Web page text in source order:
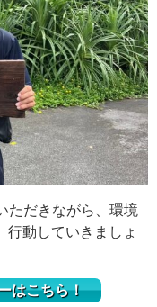
ただきながら、環境
動していきましょ
はこちら！